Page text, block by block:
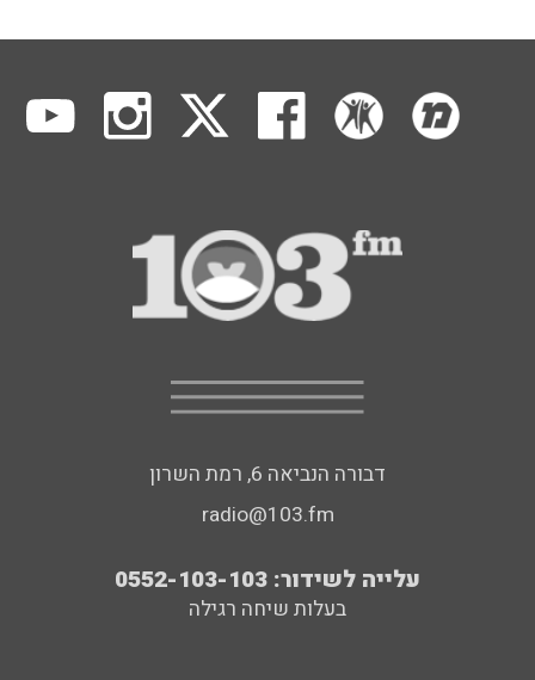
דבורה הנביאה 6, רמת השרון
radio@103.fm
עלייה לשידור: 0552-103-103
בעלות שיחה רגילה